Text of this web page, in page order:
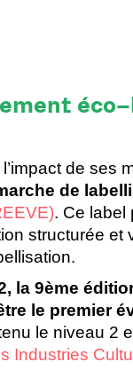
de ses
de
. Ce label
structurée et
la 9ème
le premier
le niveau 2
Industries